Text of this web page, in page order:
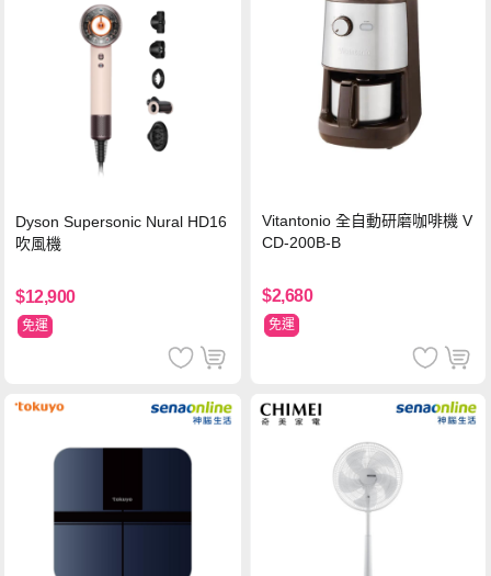
Dyson Supersonic Nural HD16
吹風機
$12,900
免運
Vitantonio 全自動研磨咖啡機 V
CD-200B-B
$2,680
免運